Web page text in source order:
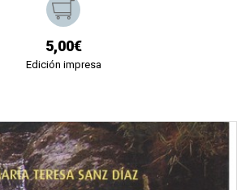
5,00€
Edición impresa